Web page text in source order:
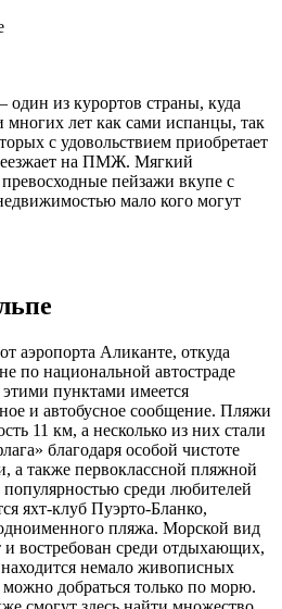
из курортов страны, куда
лет как сами испанцы, так
с удовольствием приобретает
на ПМЖ. Мягкий
пейзажи вкупе с
мало кого могут
аэропорта Аликанте, откуда
по национальной автостраде
пунктами имеется
и автобусное сообщение. Пляжи
11 км, а несколько из них стали
благодаря особой чистоте
а также первоклассной пляжной
среди любителей
яхт-клуб Пуэрто-Бланко,
пляжа. Морской вид
и востребован среди отдыхающих,
находится немало живописных
добраться только по морю.